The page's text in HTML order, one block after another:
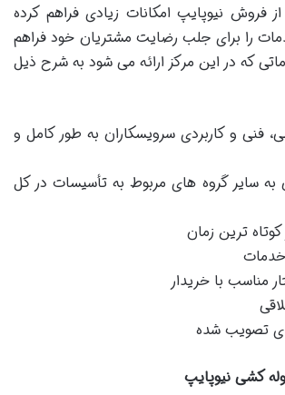
فروش نیوپایپ امکانات زیادی فراهم کرده
را برای جلب رضایت مشتریان خود فراهم
که در این مرکز ارائه می شود به شرح ذیل
فنی و کاربردی سرویسکاران به طور کامل و
سایر گروه های مربوط به تأسیسات در کل
ترین زمان
مناسب با خریدار
تصویب شده
کشی نیوپایپ